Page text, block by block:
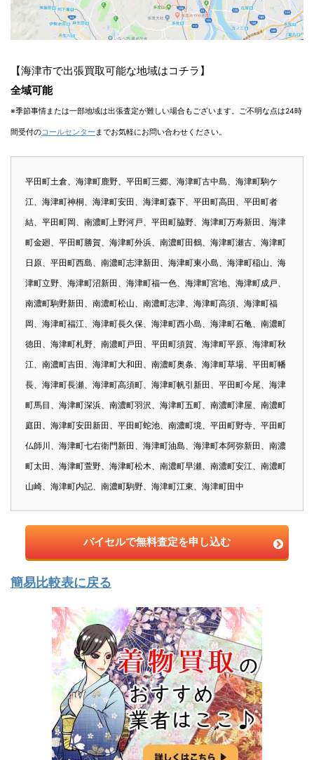
【海津市で出張買取可能な地域はコチラ】
全域可能
※季節事情または一部地域は出張査定が難しい場合もございます。ご不明な点は24時
間受付のコールセンター までお気軽にお問い合わせください。
平田町土倉、海津町鹿野、平田町三郷、海津町古中島、海津町駒ケ
江、海津町神桐、海津町安田、海津町森下、平田町高田、平田町者
結、平田町岡、南濃町上野河戸、平田町脇野、海津町万寿新田、海津
町金廻、平田町勝賀、海津町外浜、南濃町田鶴、海津町瀬古、海津町
日原、平田町西島、南濃町志津新田、海津町東小島、海津町稲山、海
津町立野、海津町沼新田、海津町福一色、海津町宮地、海津町成戸、
南濃町駒野新田、南濃町松山、南濃町志津、海津町高須、海津町福
岡、海津町福江、海津町長久保、海津町西小島、海津町石亀、南濃町
徳田、海津町札野、南濃町戸田、平田町須賀、海津町平原、海津町秋
江、南濃町吉田、海津町大和田、南濃町奥条、海津町草場、平田町幡
長、海津町長瀬、海津町高須町、海津町帆引新田、平田町今尾、海津
町馬目、海津町深浜、南濃町羽沢、海津町五町、南濃町津屋、南濃町
庭田、海津町安田新田、平田町蛇池、南濃町境、平田町野寺、平田町
仏師川、海津町七右衛門新田、海津町油島、海津町本阿弥新田、南濃
町太田、海津町萱野、海津町松木、南濃町早瀬、南濃町安江、南濃町
山崎、海津町内記、南濃町駒野、海津町江東、海津町田中
バイセルで無料査定を申し込む
簡易比較表に戻る